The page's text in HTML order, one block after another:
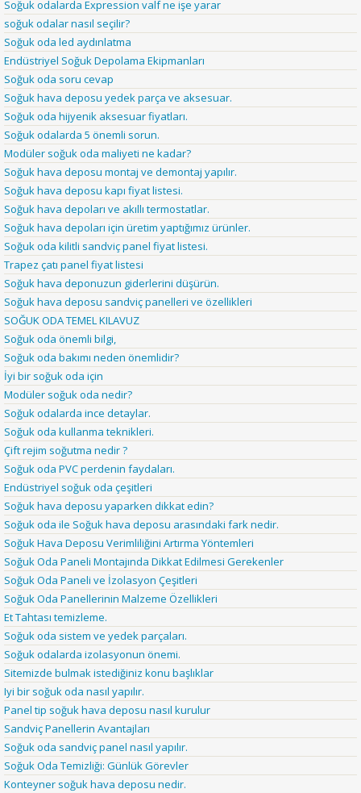
Soğuk odalarda Expression valf ne işe yarar
soğuk odalar nasıl seçilir?
Soğuk oda led aydınlatma
Endüstriyel Soğuk Depolama Ekipmanları
Soğuk oda soru cevap
Soğuk hava deposu yedek parça ve aksesuar.
Soğuk oda hijyenik aksesuar fiyatları.
Soğuk odalarda 5 önemli sorun.
Modüler soğuk oda maliyeti ne kadar?
Soğuk hava deposu montaj ve demontaj yapılır.
Soğuk hava deposu kapı fiyat listesi.
Soğuk hava depoları ve akıllı termostatlar.
Soğuk hava depoları için üretim yaptığımız ürünler.
Soğuk oda kilitli sandviç panel fiyat listesi.
Trapez çatı panel fiyat listesi
Soğuk hava deponuzun giderlerini düşürün.
Soğuk hava deposu sandviç panelleri ve özellikleri
SOĞUK ODA TEMEL KILAVUZ
Soğuk oda önemli bilgi,
Soğuk oda bakımı neden önemlidir?
İyi bir soğuk oda için
Modüler soğuk oda nedir?
Soğuk odalarda ince detaylar.
Soğuk oda kullanma teknikleri.
Çift rejim soğutma nedir ?
Soğuk oda PVC perdenin faydaları.
Endüstriyel soğuk oda çeşitleri
Soğuk hava deposu yaparken dikkat edin?
Soğuk oda ile Soğuk hava deposu arasındaki fark nedir.
Soğuk Hava Deposu Verimliliğini Artırma Yöntemleri
Soğuk Oda Paneli Montajında Dikkat Edilmesi Gerekenler
Soğuk Oda Paneli ve İzolasyon Çeşitleri
Soğuk Oda Panellerinin Malzeme Özellikleri
Et Tahtası temizleme.
Soğuk oda sistem ve yedek parçaları.
Soğuk odalarda izolasyonun önemi.
Sitemizde bulmak istediğiniz konu başlıklar
Iyi bir soğuk oda nasıl yapılır.
Panel tip soğuk hava deposu nasıl kurulur
Sandviç Panellerin Avantajları
Soğuk oda sandviç panel nasıl yapılır.
Soğuk Oda Temizliği: Günlük Görevler
Konteyner soğuk hava deposu nedir.